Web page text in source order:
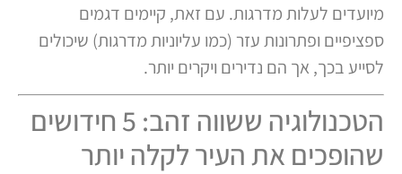
מיועדים לעלות מדרגות. עם זאת, קיימים דגמים
ספציפיים ופתרונות עזר (כמו עליוניות מדרגות) שיכולים
לסייע בכך, אך הם נדירים ויקרים יותר.
הטכנולוגיה ששווה זהב: 5 חידושים
שהופכים את העיר לקלה יותר